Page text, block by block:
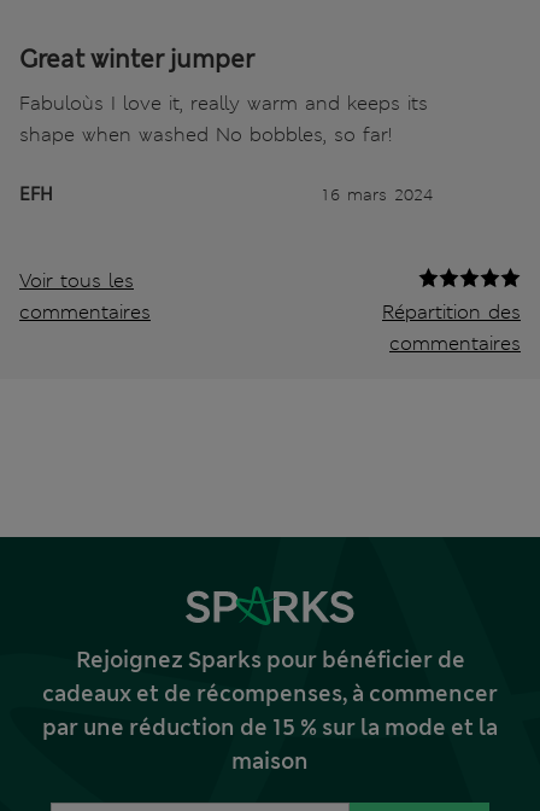
Great winter jumper
Fabuloùs I love it, really warm and keeps its
shape when washed No bobbles, so far!
EFH 16 mars 2024
Voir tous les
commentaires
Répartition des
commentaires
Rejoignez Sparks pour bénéficier de
cadeaux et de récompenses, à commencer
par une réduction de 15 % sur la mode et la
maison